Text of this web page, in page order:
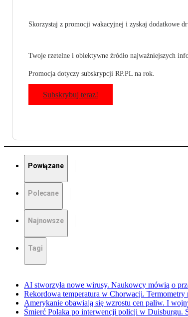
Skorzystaj z promocji wakacyjnej i zyskaj dodatkowe
Twoje rzetelne i obiektywne źródło najważniejszych
Promocja dotyczy subskrypcji RP.PL na rok.
Subskrybuj teraz!
Powiązane
Polecane
Najnowsze
Tagi
AI stworzyła nowe wirusy. Naukowcy mówią o
Rekordowa temperatura w Chorwacji. Termometry
Amerykanie obawiają się wzrostu cen paliw. I
Śmierć Polaka po interwencji policji w Duisburgu.